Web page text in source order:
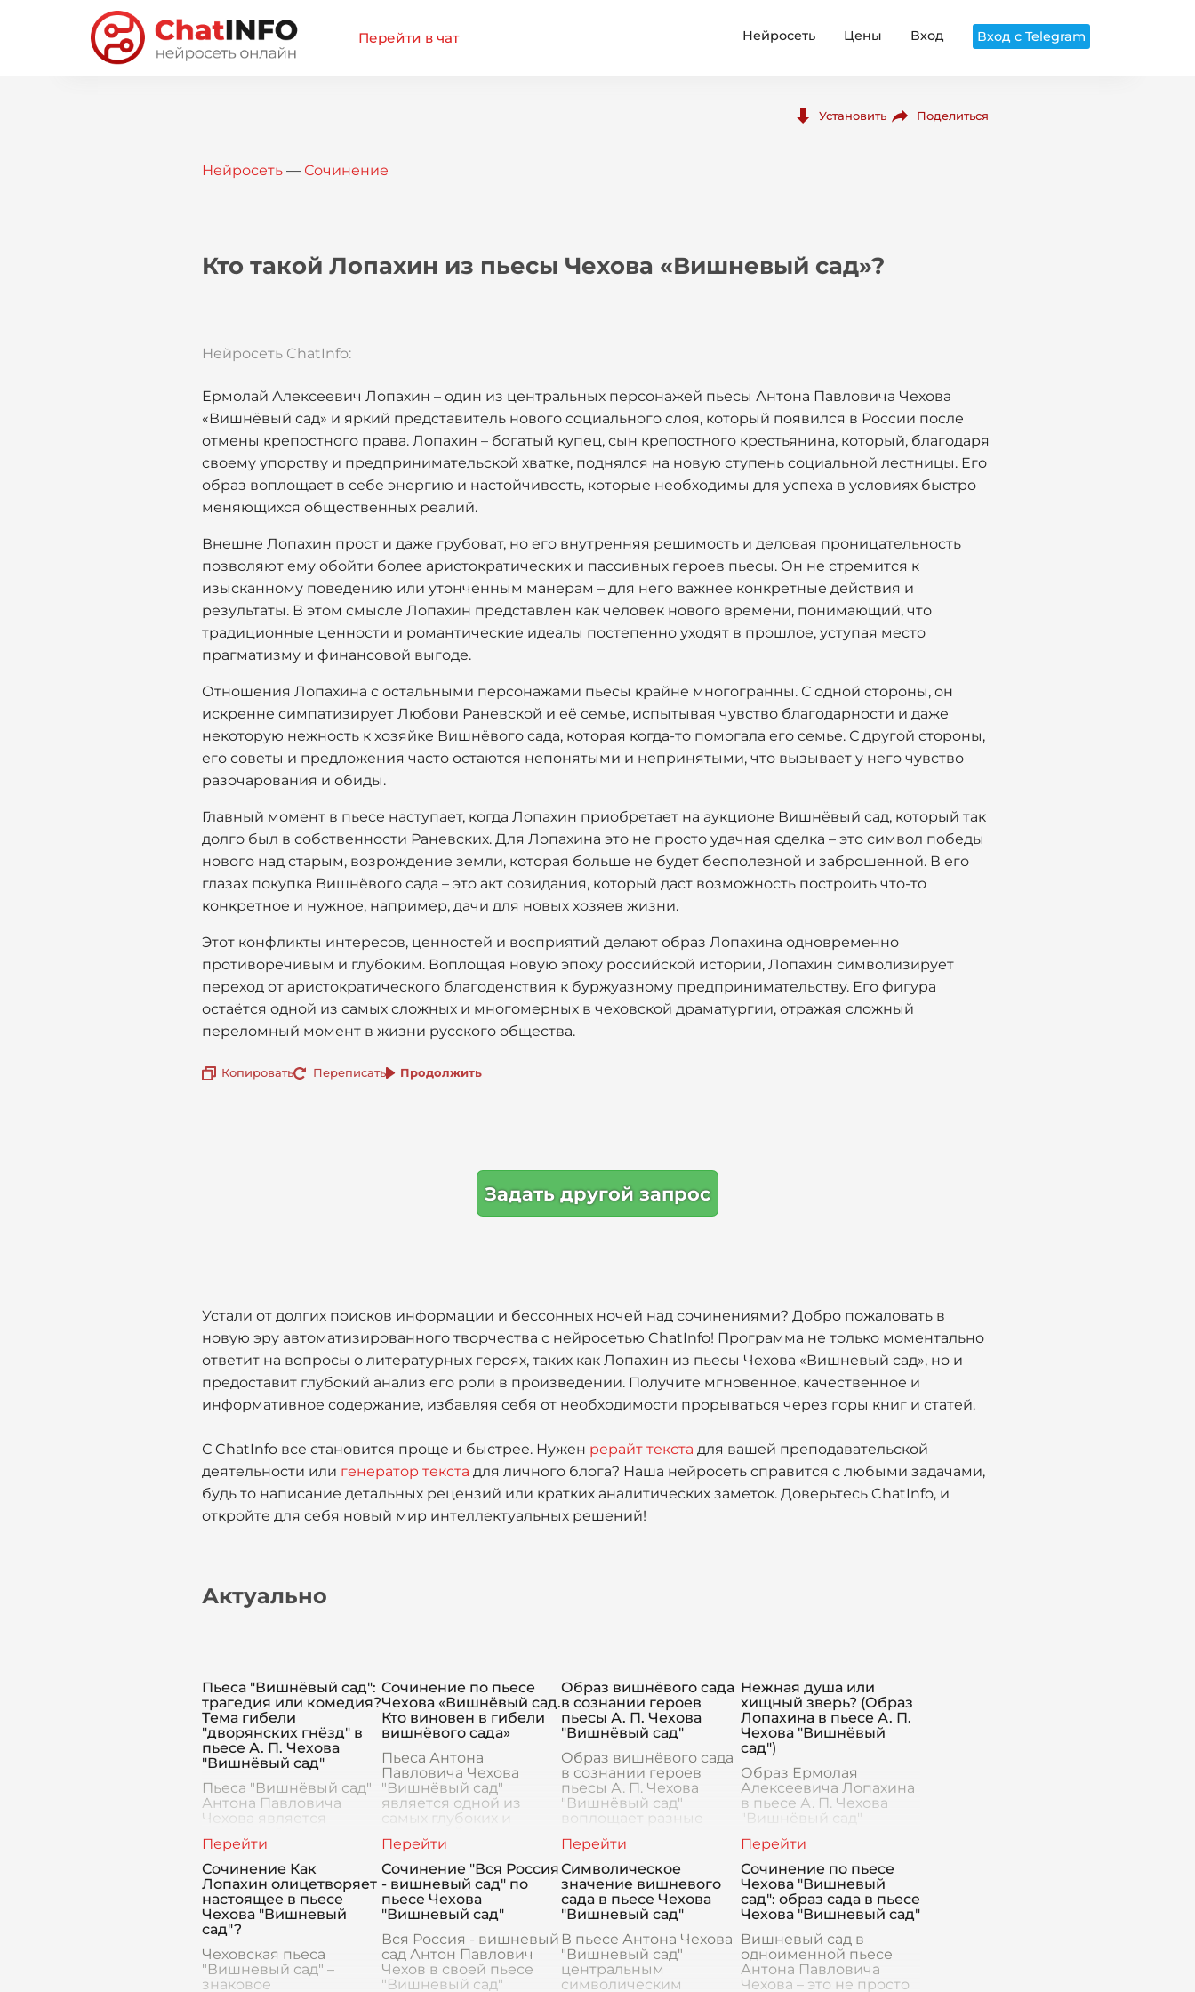
Перейти в чат Нейросеть Цены Вход Вход с Telegram
Установить Поделиться
Нейросеть — Сочинение
Кто такой Лопахин из пьесы Чехова «Вишневый сад»?
Нейросеть ChatInfo:
Ермолай Алексеевич Лопахин – один из центральных персонажей пьесы Антона Павловича Чехова
«Вишнёвый сад» и яркий представитель нового социального слоя, который появился в России после
отмены крепостного права. Лопахин – богатый купец, сын крепостного крестьянина, который, благодаря
своему упорству и предпринимательской хватке, поднялся на новую ступень социальной лестницы. Его
образ воплощает в себе энергию и настойчивость, которые необходимы для успеха в условиях быстро
меняющихся общественных реалий.
Внешне Лопахин прост и даже грубоват, но его внутренняя решимость и деловая проницательность
позволяют ему обойти более аристократических и пассивных героев пьесы. Он не стремится к
изысканному поведению или утонченным манерам – для него важнее конкретные действия и
результаты. В этом смысле Лопахин представлен как человек нового времени, понимающий, что
традиционные ценности и романтические идеалы постепенно уходят в прошлое, уступая место
прагматизму и финансовой выгоде.
Отношения Лопахина с остальными персонажами пьесы крайне многогранны. С одной стороны, он
искренне симпатизирует Любови Раневской и её семье, испытывая чувство благодарности и даже
некоторую нежность к хозяйке Вишнёвого сада, которая когда-то помогала его семье. С другой стороны,
его советы и предложения часто остаются непонятыми и непринятыми, что вызывает у него чувство
разочарования и обиды.
Главный момент в пьесе наступает, когда Лопахин приобретает на аукционе Вишнёвый сад, который так
долго был в собственности Раневских. Для Лопахина это не просто удачная сделка – это символ победы
нового над старым, возрождение земли, которая больше не будет бесполезной и заброшенной. В его
глазах покупка Вишнёвого сада – это акт созидания, который даст возможность построить что-то
конкретное и нужное, например, дачи для новых хозяев жизни.
Этот конфликты интересов, ценностей и восприятий делают образ Лопахина одновременно
противоречивым и глубоким. Воплощая новую эпоху российской истории, Лопахин символизирует
переход от аристократического благоденствия к буржуазному предпринимательству. Его фигура
остаётся одной из самых сложных и многомерных в чеховской драматургии, отражая сложный
переломный момент в жизни русского общества.
Копировать Переписать Продолжить
Задать другой запрос
Устали от долгих поисков информации и бессонных ночей над сочинениями? Добро пожаловать в
новую эру автоматизированного творчества с нейросетью ChatInfo! Программа не только моментально
ответит на вопросы о литературных героях, таких как Лопахин из пьесы Чехова «Вишневый сад», но и
предоставит глубокий анализ его роли в произведении. Получите мгновенное, качественное и
информативное содержание, избавляя себя от необходимости прорываться через горы книг и статей.
С ChatInfo все становится проще и быстрее. Нужен рерайт текста для вашей преподавательской
деятельности или генератор текста для личного блога? Наша нейросеть справится с любыми задачами,
будь то написание детальных рецензий или кратких аналитических заметок. Доверьтесь ChatInfo, и
откройте для себя новый мир интеллектуальных решений!
Актуально
Пьеса "Вишнёвый сад":
трагедия или комедия?
Тема гибели
"дворянских гнёзд" в
пьесе А. П. Чехова
"Вишнёвый сад"
Пьеса "Вишнёвый сад"
Антона Павловича
Чехова является
произведением,
объединяющим в себе
элементы как трагедии,
так и комедии, что
делает её уникальной и
сложной для о
Сочинение по пьесе
Чехова «Вишнёвый сад.
Кто виновен в гибели
вишнёвого сада»
Пьеса Антона
Павловича Чехова
"Вишнёвый сад"
является одной из
самых глубоких и
произведений русской
литературы. В ней
сочетаются трагедия и
комедия человеческой
жизни
Образ вишнёвого сада
в сознании героев
пьесы А. П. Чехова
"Вишнёвый сад"
Образ вишнёвого сада
в сознании героев
пьесы А. П. Чехова
"Вишнёвый сад"
воплощает разные
внутреннего мира и
жизненных ценностей.
Для Любови
Андреевны Раневской
вишнёвый
Нежная душа или
хищный зверь? (Образ
Лопахина в пьесе А. П.
Чехова "Вишнёвый
сад")
Образ Ермолая
Алексеевича Лопахина
в пьесе А. П. Чехова
"Вишнёвый сад"
наиболее
многогранных и
значимых. Лопахин —
это персонаж, в чьей
натуре и поступках
перепле
Сочинение Как
Лопахин олицетворяет
настоящее в пьесе
Чехова "Вишневый
сад"?
Чеховская пьеса
"Вишневый сад" –
знаковое
Сочинение "Вся Россия
- вишневый сад" по
пьесе Чехова
"Вишневый сад"
Вся Россия - вишневый
сад Антон Павлович
Чехов в своей пьесе
"Вишневый сад"
Символическое
значение вишневого
сада в пьесе Чехова
"Вишневый сад"
В пьесе Антона Чехова
"Вишневый сад"
центральным
символическим
Сочинение по пьесе
Чехова "Вишневый
сад": образ сада в пьесе
Чехова "Вишневый сад"
Вишневый сад в
одноименной пьесе
Антона Павловича
Чехова – это не просто